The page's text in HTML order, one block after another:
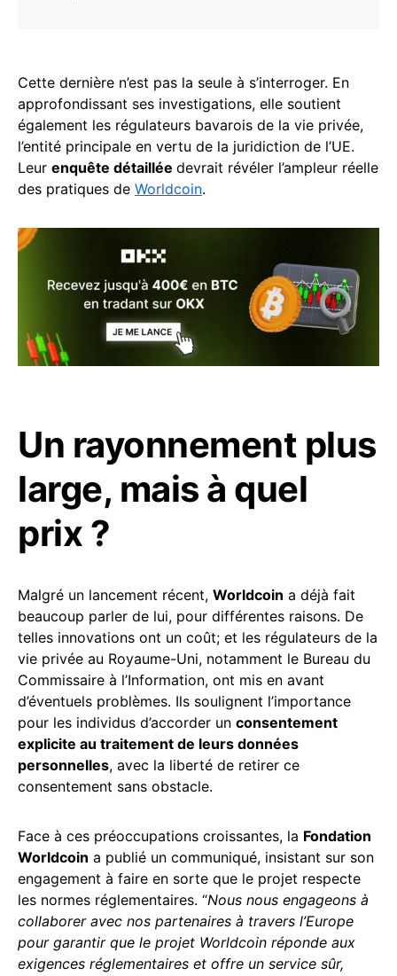
Cette dernière n’est pas la seule à s’interroger. En
approfondissant ses investigations, elle soutient
également les régulateurs bavarois de la vie privée,
l’entité principale en vertu de la juridiction de l’UE.
Leur enquête détaillée devrait révéler l’ampleur réelle
des pratiques de Worldcoin.
Un rayonnement plus
large, mais à quel
prix ?
Malgré un lancement récent, Worldcoin a déjà fait
beaucoup parler de lui, pour différentes raisons. De
telles innovations ont un coût; et les régulateurs de la
vie privée au Royaume-Uni, notamment le Bureau du
Commissaire à l’Information, ont mis en avant
d’éventuels problèmes. Ils soulignent l’importance
pour les individus d’accorder un consentement
explicite au traitement de leurs données
personnelles, avec la liberté de retirer ce
consentement sans obstacle.
Face à ces préoccupations croissantes, la Fondation
Worldcoin a publié un communiqué, insistant sur son
engagement à faire en sorte que le projet respecte
les normes réglementaires. “Nous nous engageons à
collaborer avec nos partenaires à travers l’Europe
pour garantir que le projet Worldcoin réponde aux
exigences réglementaires et offre un service sûr,